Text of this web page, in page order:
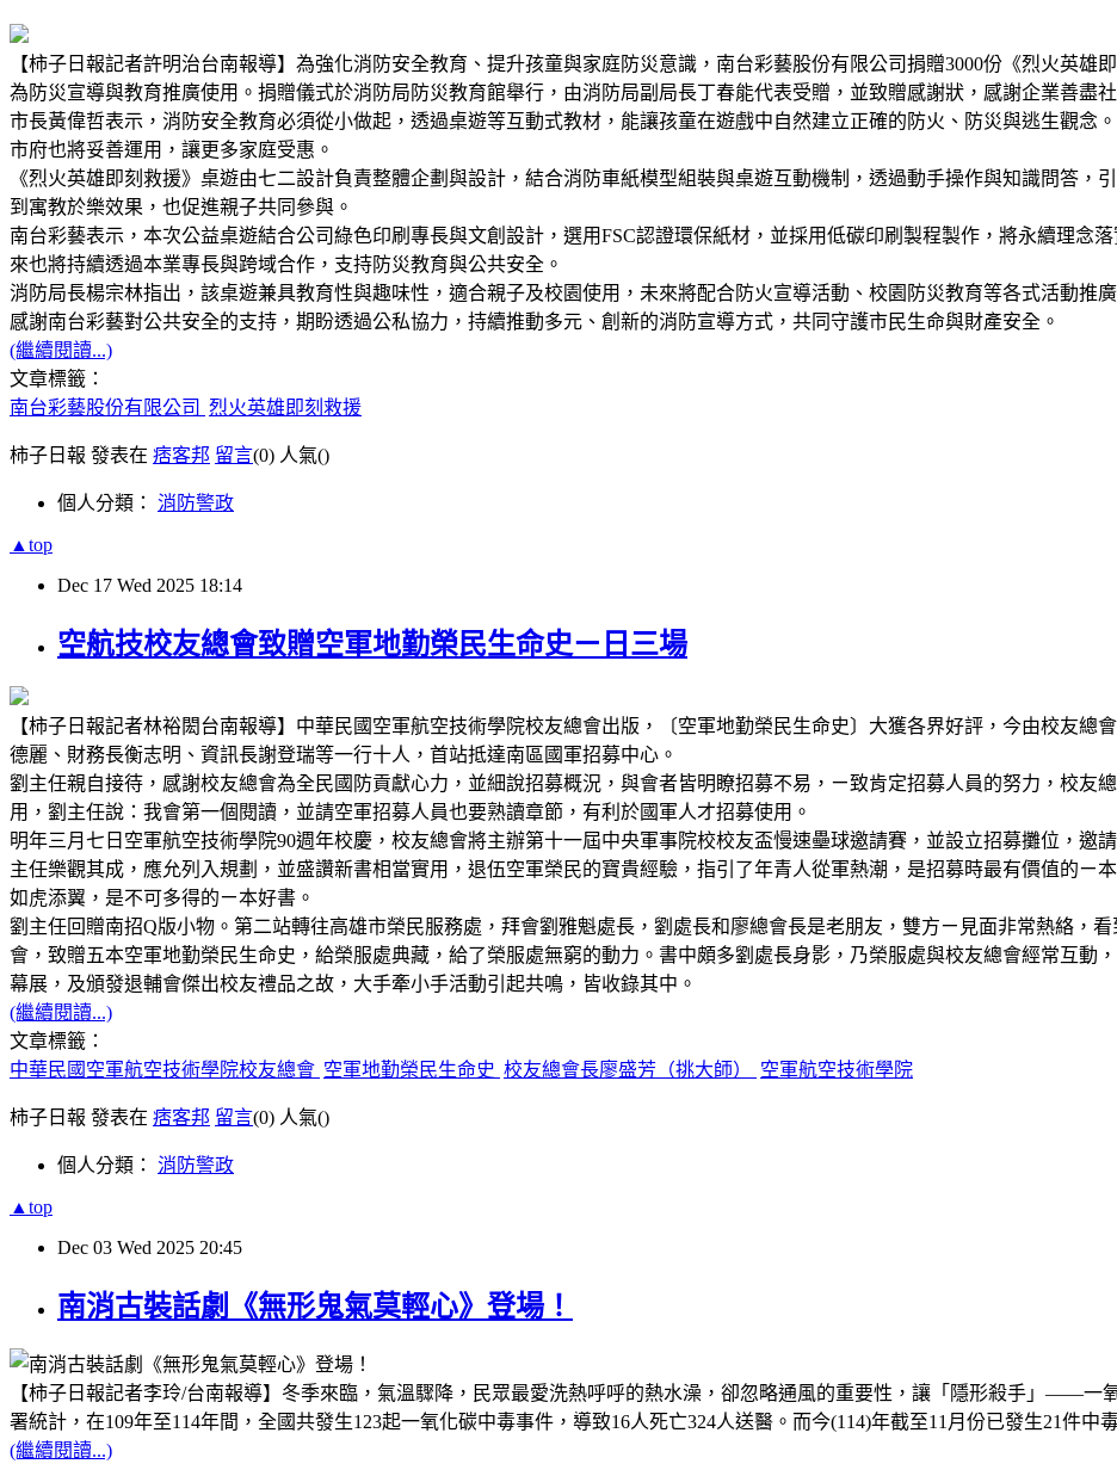
【柿子日報記者許明治台南報導】為強化消防安全教育、提升孩童與家庭防災意識，南台彩藝股份有限公司捐贈3000份《烈火英
為防災宣導與教育推廣使用。捐贈儀式於消防局防災教育館舉行，由消防局副局長丁春能代表受贈，並致贈感謝狀，感謝企業善盡社
市長黃偉哲表示，消防安全教育必須從小做起，透過桌遊等互動式教材，能讓孩童在遊戲中自然建立正確的防火、防災與逃生觀念
市府也將妥善運用，讓更多家庭受惠。
《烈火英雄即刻救援》桌遊由七二設計負責整體企劃與設計，結合消防車紙模型組裝與桌遊互動機制，透過動手操作與知識問答，
到寓教於樂效果，也促進親子共同參與。
南台彩藝表示，本次公益桌遊結合公司綠色印刷專長與文創設計，選用FSC認證環保紙材，並採用低碳印刷製程製作，將永續理念
來也將持續透過本業專長與跨域合作，支持防災教育與公共安全。
消防局長楊宗林指出，該桌遊兼具教育性與趣味性，適合親子及校園使用，未來將配合防火宣導活動、校園防災教育等各式活動推
感謝南台彩藝對公共安全的支持，期盼透過公私協力，持續推動多元、創新的消防宣導方式，共同守護市民生命與財產安全。
(繼續閱讀...)
文章標籤：
南台彩藝股份有限公司 烈火英雄即刻救援
柿子日報 發表在 痞客邦 留言(0) 人氣()
個人分類： 消防警政
▲top
Dec 17 Wed 2025 18:14
空航技校友總會致贈空軍地勤榮民生命史ㄧ日三場
【柿子日報記者林裕閎台南報導】中華民國空軍航空技術學院校友總會出版，〔空軍地勤榮民生命史〕大獲各界好評，今由校友總
德麗、財務長衡志明、資訊長謝登瑞等一行十人，首站抵達南區國軍招募中心。
劉主任親自接待，感謝校友總會為全民國防貢獻心力，並細說招募概況，與會者皆明瞭招募不易，ㄧ致肯定招募人員的努力，校友
用，劉主任說：我會第一個閱讀，並請空軍招募人員也要熟讀章節，有利於國軍人才招募使用。
明年三月七日空軍航空技術學院90週年校慶，校友總會將主辦第十一屆中央軍事院校校友盃慢速壘球邀請賽，並設立招募攤位，邀
主任樂觀其成，應允列入規劃，並盛讚新書相當實用，退伍空軍榮民的寶貴經驗，指引了年青人從軍熱潮，是招募時最有價值的ㄧ
如虎添翼，是不可多得的ㄧ本好書。
劉主任回贈南招Q版小物。第二站轉往高雄市榮民服務處，拜會劉雅魁處長，劉處長和廖總會長是老朋友，雙方ㄧ見面非常熱絡，
會，致贈五本空軍地勤榮民生命史，給榮服處典藏，給了榮服處無窮的動力。書中頗多劉處長身影，乃榮服處與校友總會經常互動
幕展，及頒發退輔會傑出校友禮品之故，大手牽小手活動引起共鳴，皆收錄其中。
(繼續閱讀...)
文章標籤：
中華民國空軍航空技術學院校友總會 空軍地勤榮民生命史 校友總會長廖盛芳（挑大師） 空軍航空技術學院
柿子日報 發表在 痞客邦 留言(0) 人氣()
個人分類： 消防警政
▲top
Dec 03 Wed 2025 20:45
南消古裝話劇《無形鬼氣莫輕心》登場！
【柿子日報記者李玲/台南報導】冬季來臨，氣溫驟降，民眾最愛洗熱呼呼的熱水澡，卻忽略通風的重要性，讓「隱形殺手」 ——一
署統計，在109年至114年間，全國共發生123起一氧化碳中毒事件，導致16人死亡324人送醫。而今(114)年截至11 月份已發生21件中
(繼續閱讀...)